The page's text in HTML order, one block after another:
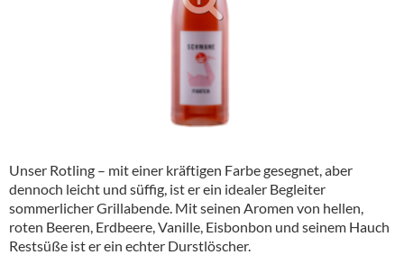
Hygieneartikel & Desinfektion
Unser Rotling – mit einer kräftigen Farbe gesegnet, aber
dennoch leicht und süffig, ist er ein idealer Begleiter
sommerlicher Grillabende. Mit seinen Aromen von hellen,
roten Beeren, Erdbeere, Vanille, Eisbonbon und seinem Hauch
Restsüße ist er ein echter Durstlöscher.